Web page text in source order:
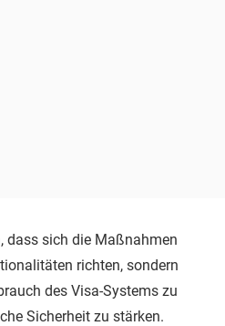
dass sich die Maßnahmen
richten, sondern
des Visa-Systems zu
Sicherheit zu stärken.